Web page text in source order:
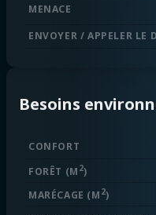
MENACE
ENVOYER / APPELER LE
Besoins
CONFORT
FORÊT (M 2)
MARÉCAGE (M 2)